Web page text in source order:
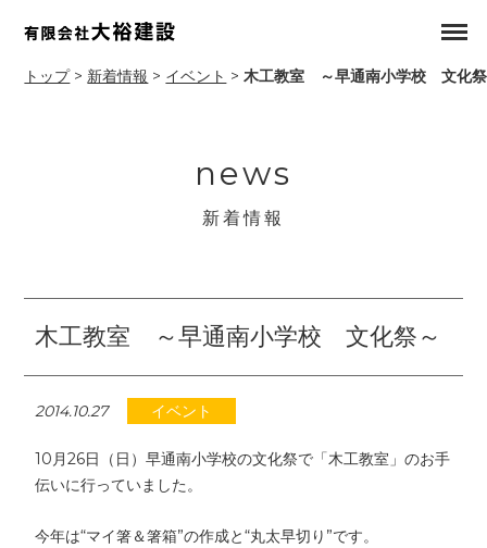
トップ> 新着情報 > イベント >木工教室 ～早通南小学校 文化
news
新着情報
木工教室 ～早通南小学校 文化祭～
2014.10.27 イベント
10月26日（日）早通南小学校の文化祭で「木工教室」のお手
伝いに行っていました。
今年は“マイ箸＆箸箱”の作成と“丸太早切り”です。